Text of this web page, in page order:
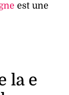
est une
la e